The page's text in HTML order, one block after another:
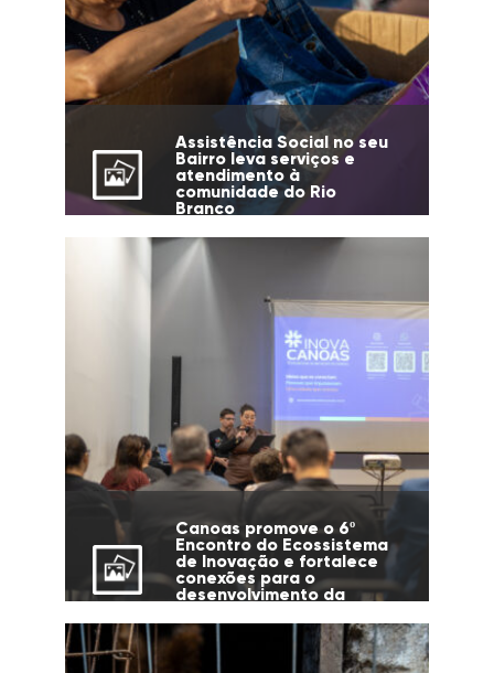
Assistência Social no seu
Bairro leva serviços e
atendimento à
comunidade do Rio
Branco
Canoas promove o 6º
Encontro do Ecossistema
de Inovação e fortalece
conexões para o
desenvolvimento da